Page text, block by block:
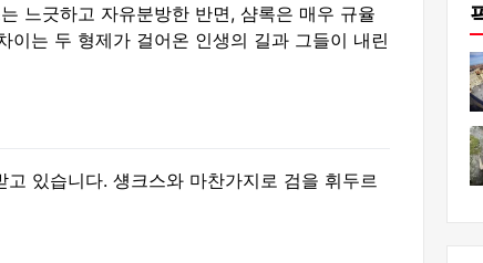
느긋하고 자유분방한 반면, 샴록은 매우 규율
이는 두 형제가 걸어온 인생의 길과 그들이 내린
있습니다. 섕크스와 마찬가지로 검을 휘두르